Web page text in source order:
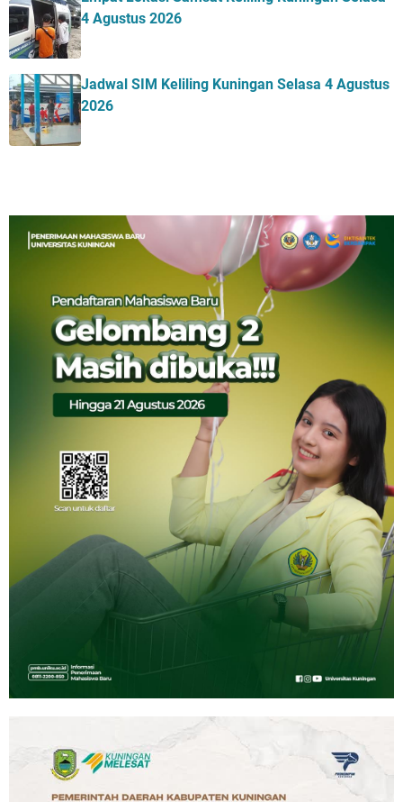
4 Agustus 2026
Jadwal SIM Keliling Kuningan Selasa 4 Agustus
2026